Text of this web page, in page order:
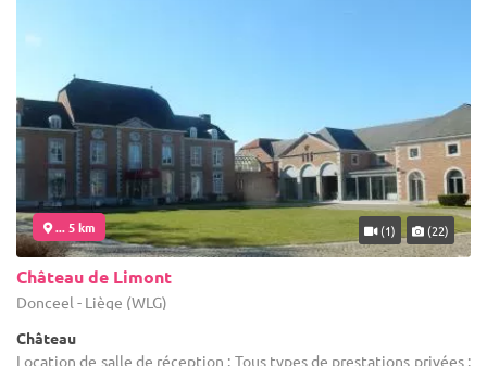
... 5 km (1) (22)
Château de Limont
Donceel - Liège (WLG)
Château
Location de salle de réception : Tous types de prestations privées :